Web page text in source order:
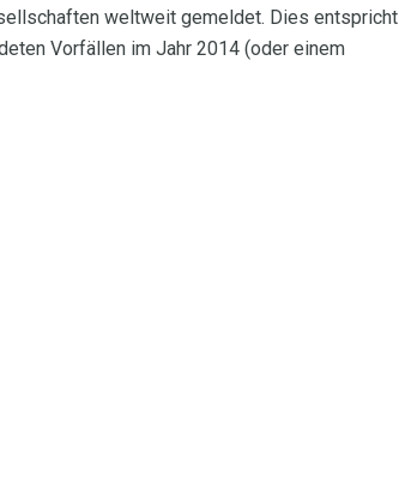
weltweit gemeldet. Dies entspricht
Vorfällen im Jahr 2014 (oder einem